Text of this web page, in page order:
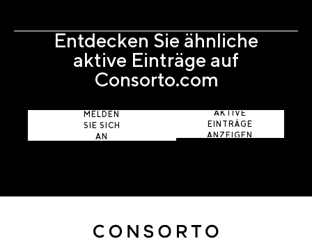
Entdecken Sie ähnliche
aktive Einträge auf
Consorto.com
MELDEN
SIE SICH
AN
AKTIVE
EINTRÄGE
ANZEIGEN